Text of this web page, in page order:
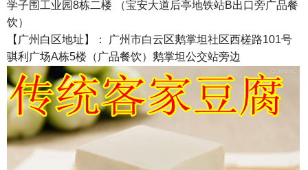
学子围工业园8栋二楼 （宝安大道后亭地铁站B出口旁广品餐
饮）
【广州白区地址】： 广州市白云区鹅掌坦社区西槎路101号
骐利广场A栋5楼（广品餐饮）鹅掌坦公交站旁边